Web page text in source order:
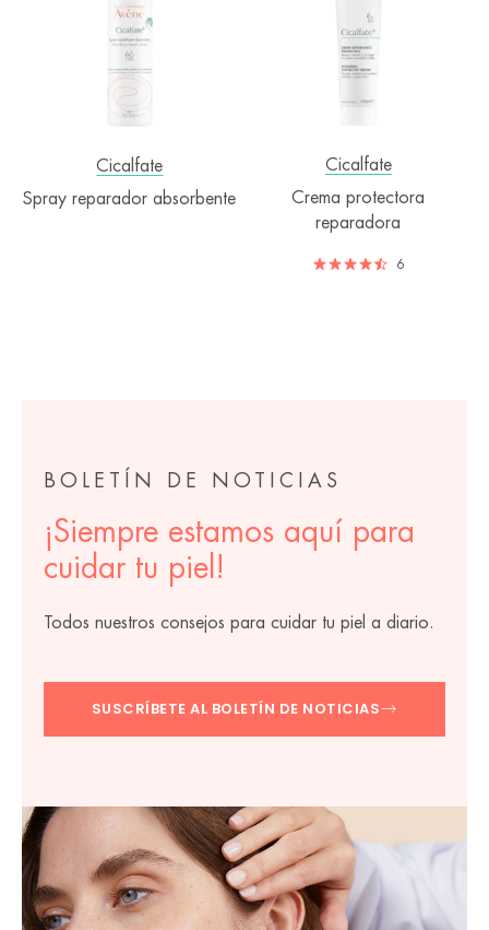
Cicalfate
Spray reparador absorbente
Cicalfate
Crema protectora
reparadora
6
BOLETÍN DE NOTICIAS
¡Siempre estamos aquí para
cuidar tu piel!
Todos nuestros consejos para cuidar tu piel a diario.
SUSCRÍBETE AL BOLETÍN DE NOTICIAS